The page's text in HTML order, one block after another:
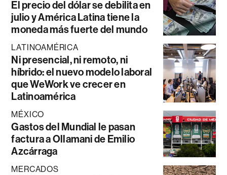
El precio del dólar se debilita en
julio y América Latina tiene la
moneda más fuerte del mundo
LATINOAMÉRICA
Ni presencial, ni remoto, ni
híbrido: el nuevo modelo laboral
que WeWork ve crecer en
Latinoamérica
MÉXICO
Gastos del Mundial le pasan
factura a Ollamani de Emilio
Azcárraga
MERCADOS